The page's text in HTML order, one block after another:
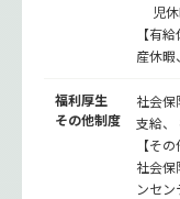
児
【有
産休暇
福利厚生
その他制度
社会保
支給、
【そ
社会保
ンセ